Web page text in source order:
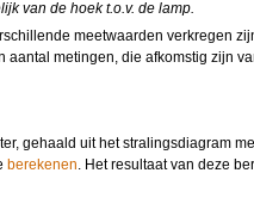
van de hoek t.o.v. de lamp.
meetwaarden verkregen
aantal metingen, die afkomstig zijn
gehaald uit het stralingsdiagram
berekenen . Het resultaat van deze